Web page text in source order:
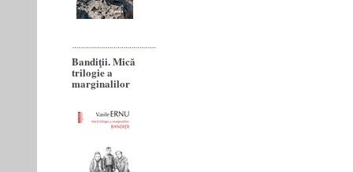
Bandiţii. Mică
trilogie a
marginalilor